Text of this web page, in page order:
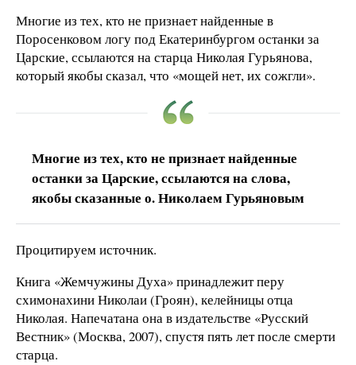
Многие из тех, кто не признает найденные в
Поросенковом логу под Екатеринбургом останки за
Царские, ссылаются на старца Николая Гурьянова,
который якобы сказал, что «мощей нет, их сожгли».
Многие из тех, кто не признает найденные
останки за Царские, ссылаются на слова,
якобы сказанные о. Николаем Гурьяновым
Процитируем источник.
Книга «Жемчужины Духа» принадлежит перу
схимонахини Николаи (Гроян), келейницы отца
Николая. Напечатана она в издательстве «Русский
Вестник» (Москва, 2007), спустя пять лет после смерти
старца.